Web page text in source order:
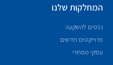
המחלקות שלנו
נכסים להשקעה
פרוייקטים חדשים
עסקי מסחרי